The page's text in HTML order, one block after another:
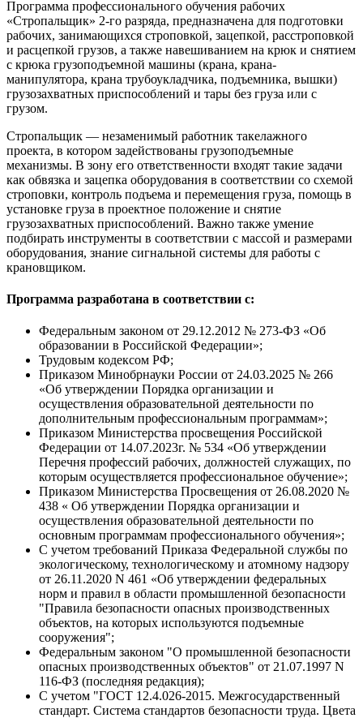
Программа профессионального обучения рабочих
«Стропальщик» 2-го разряда, предназначена для подготовки
рабочих, занимающихся строповкой, зацепкой, расстроповкой
и расцепкой грузов, а также навешиванием на крюк и снятием
с крюка грузоподъемной машины (крана, крана-
манипулятора, крана трубоукладчика, подъемника, вышки)
грузозахватных приспособлений и тары без груза или с
грузом.
Стропальщик — незаменимый работник такелажного
проекта, в котором задействованы грузоподъемные
механизмы. В зону его ответственности входят такие задачи
как обвязка и зацепка оборудования в соответствии со схемой
строповки, контроль подъема и перемещения груза, помощь в
установке груза в проектное положение и снятие
грузозахватных приспособлений. Важно также умение
подбирать инструменты в соответствии с массой и размерами
оборудования, знание сигнальной системы для работы с
крановщиком.
Программа разработана в соответствии с:
Федеральным законом от 29.12.2012 № 273-ФЗ «Об
образовании в Российской Федерации»;
Трудовым кодексом РФ;
Приказом Минобрнауки России от 24.03.2025 № 266
«Об утверждении Порядка организации и
осуществления образовательной деятельности по
дополнительным профессиональным программам»;
Приказом Министерства просвещения Российской
Федерации от 14.07.2023г. № 534 «Об утверждении
Перечня профессий рабочих, должностей служащих, по
которым осуществляется профессиональное обучение»;
Приказом Министерства Просвещения от 26.08.2020 №
438 « Об утверждении Порядка организации и
осуществления образовательной деятельности по
основным программам профессионального обучения»;
С учетом требований Приказа Федеральной службы по
экологическому, технологическому и атомному надзору
от 26.11.2020 N 461 «Об утверждении федеральных
норм и правил в области промышленной безопасности
"Правила безопасности опасных производственных
объектов, на которых используются подъемные
сооружения";
Федеральным законом "О промышленной безопасности
опасных производственных объектов" от 21.07.1997 N
116-ФЗ (последняя редакция);
С учетом "ГОСТ 12.4.026-2015. Межгосударственный
стандарт. Система стандартов безопасности труда. Цвета